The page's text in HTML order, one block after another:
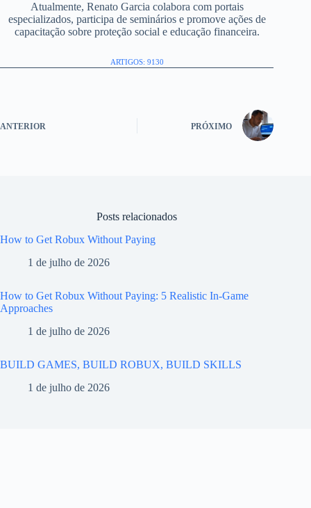
Atualmente, Renato Garcia colabora com portais
especializados, participa de seminários e promove ações de
capacitação sobre proteção social e educação financeira.
ARTIGOS: 9130
ANTERIOR PRÓXIMO
Posts relacionados
How to Get Robux Without Paying
1 de julho de 2026
How to Get Robux Without Paying: 5 Realistic In-Game
Approaches
1 de julho de 2026
BUILD GAMES, BUILD ROBUX, BUILD SKILLS
1 de julho de 2026